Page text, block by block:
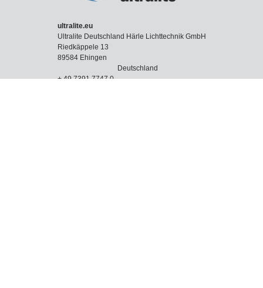
ultralite.eu
Ultralite Deutschland Härle Lichttechnik GmbH
Riedkäppele 13
89584 Ehingen
Deutschland
+ 49 7391 7747 0